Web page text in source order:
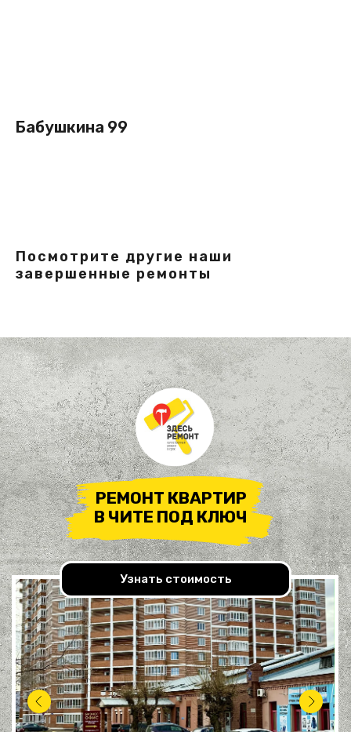
Бабушкина 99
Посмотрите другие наши
завершенные ремонты
РЕМОНТ КВАРТИР
В ЧИТЕ ПОД КЛЮЧ
Узнать стоимость